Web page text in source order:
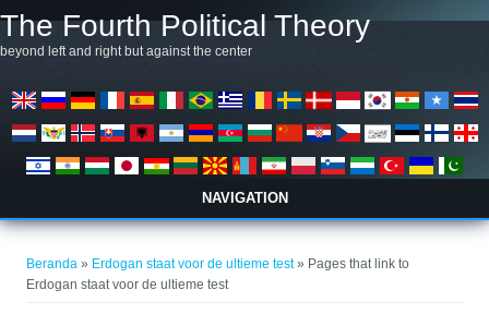
The Fourth Political Theory
beyond left and right but against the center
NAVIGATION
Beranda » Erdogan staat voor de ultieme test» Pages that link to
Erdogan staat voor de ultieme test